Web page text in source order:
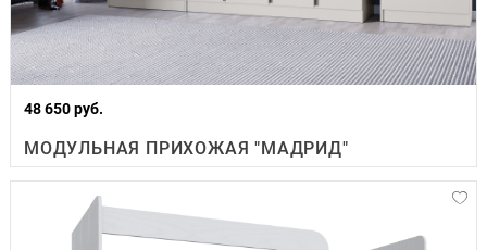
48 650 руб.
МОДУЛЬНАЯ ПРИХОЖАЯ "МАДРИД"